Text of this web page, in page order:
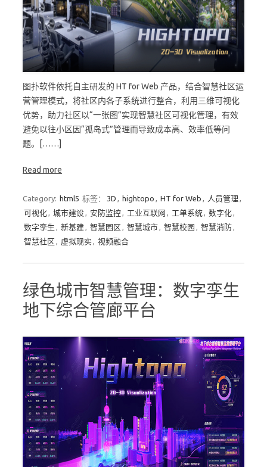
图扑软件依托自主研发的 HT for Web 产品，结合智慧社区运
营管理模式，将社区内各子系统进行整合，利用三维可视化
优势，助力社区以“一张图”实现智慧社区可视化管理，有效
避免以往小区因“孤岛式”管理而导致成本高、效率低等问
题。[……]
Read more
Category: html5 标签： 3D , hightopo , HT for Web , 人员管理 ,
可视化, 城市建设, 安防监控, 工业互联网 , 工单系统, 数字化,
数字孪生 , 新基建, 智慧园区 , 智慧城市, 智慧校园 , 智慧消防,
智慧社区 , 虚拟现实, 视频融合
绿色城市智慧管理：数字孪生
地下综合管廊平台